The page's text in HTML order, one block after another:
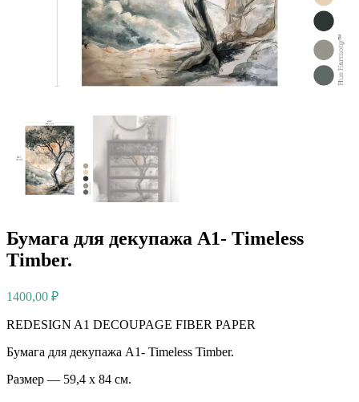
Бумага для декупажа А1- Timeless
Timber.
1400,00 ₽
REDESIGN A1 DECOUPAGE FIBER PAPER
Бумага для декупажа А1- Timeless Timber.
Размер — 59,4 х 84 см.